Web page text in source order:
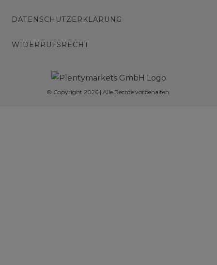
DATENSCHUTZERKLÄRUNG
WIDERRUFSRECHT
© Copyright 2026 | Alle Rechte vorbehalten.